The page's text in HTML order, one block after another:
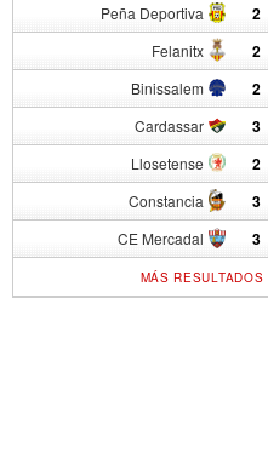
Peña Deportiva 2
Felanitx 2
Binissalem 2
Cardassar 3
Llosetense 2
Constancia 3
CE Mercadal 3
MÁS RESULTADOS